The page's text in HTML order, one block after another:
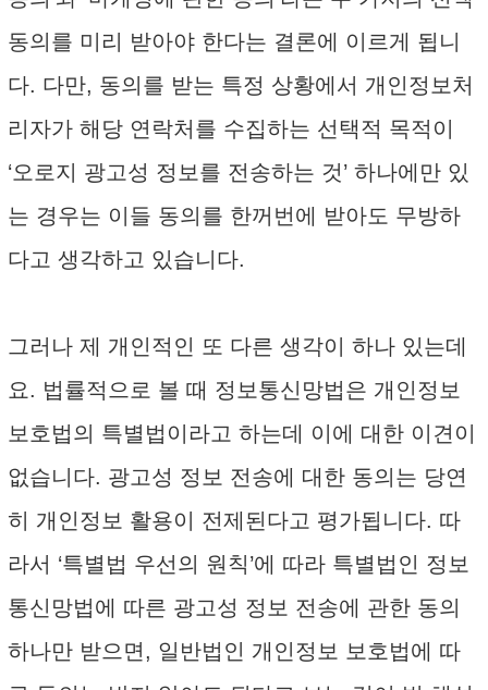
동의를 미리 받아야 한다는 결론에 이르게 됩니
다. 다만, 동의를 받는 특정 상황에서 개인정보처
리자가 해당 연락처를 수집하는 선택적 목적이
‘오로지 광고성 정보를 전송하는 것’ 하나에만 있
는 경우는 이들 동의를 한꺼번에 받아도 무방하
다고 생각하고 있습니다.
그러나 제 개인적인 또 다른 생각이 하나 있는데
요. 법률적으로 볼 때 정보통신망법은 개인정보
보호법의 특별법이라고 하는데 이에 대한 이견이
없습니다. 광고성 정보 전송에 대한 동의는 당연
히 개인정보 활용이 전제된다고 평가됩니다. 따
라서 ‘특별법 우선의 원칙’에 따라 특별법인 정보
통신망법에 따른 광고성 정보 전송에 관한 동의
하나만 받으면, 일반법인 개인정보 보호법에 따